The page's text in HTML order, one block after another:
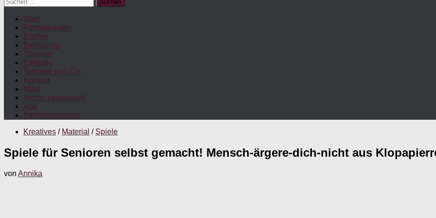
nach:
Start
Fortbildungen
Bücher
Betreuung
Themen
Exklusiv
Taschen und Co.
Kontakt
Maw
Nichts verpassen!
App
Stellenangebote
Kreatives / Material / Spiele
Spiele für Senioren selbst gemacht! Mensch-ärgere-dich-nicht aus
von Annika